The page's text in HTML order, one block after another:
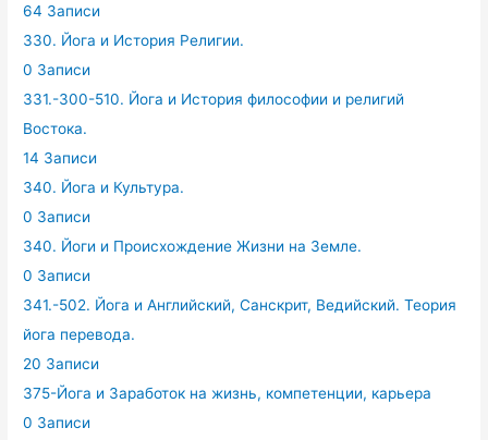
64 Записи
330. Йога и История Религии.
0 Записи
331.-300-510. Йога и История философии и религий
Востока.
14 Записи
340. Йога и Культура.
0 Записи
340. Йоги и Происхождение Жизни на Земле.
0 Записи
341.-502. Йога и Английский, Санскрит, Ведийский. Теория
йога перевода.
20 Записи
375-Йога и Заработок на жизнь, компетенции, карьера
0 Записи